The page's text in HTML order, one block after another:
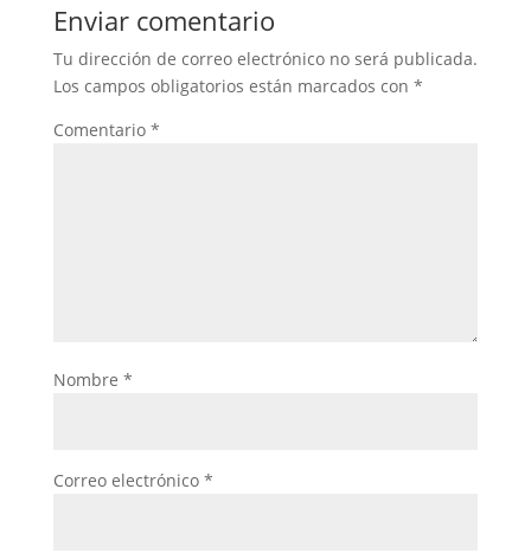
Enviar comentario
Tu dirección de correo electrónico no será publicada.
Los campos obligatorios están marcados con *
Comentario *
Nombre *
Correo electrónico *